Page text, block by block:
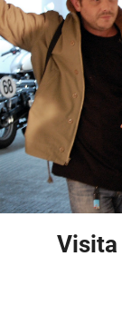
Visita